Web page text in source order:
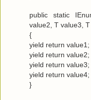
public static
value2, T value3,
{
yield return value1;
yield return value2;
yield return value3;
yield return value4;
}